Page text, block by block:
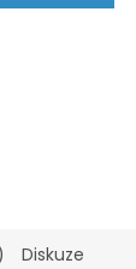
Diskuze